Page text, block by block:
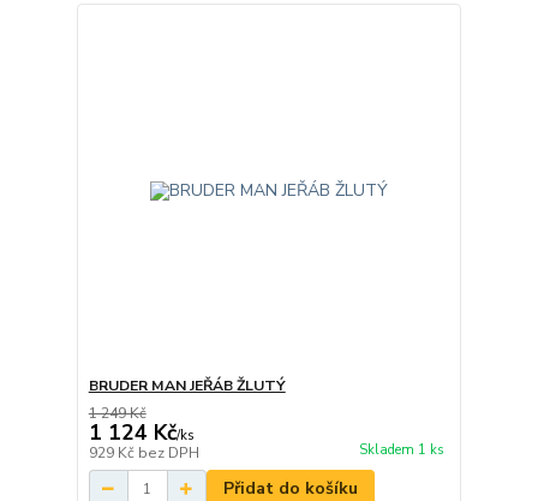
BRUDER MAN JEŘÁB ŽLUTÝ
1 249 Kč
1 124 Kč/ks
929 Kč bez DPH Skladem 1 ks
Přidat do košíku